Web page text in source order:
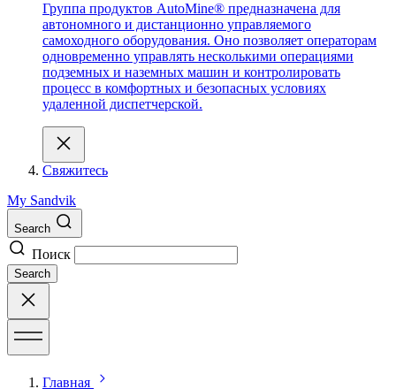
Группа продуктов AutoMine® предназначена для
автономного и дистанционно управляемого
самоходного оборудования. Оно позволяет операторам
одновременно управлять несколькими операциями
подземных и наземных машин и контролировать
процесс в комфортных и безопасных условиях
удаленной диспетчерской.
Свяжитесь
My Sandvik
Search
Поиск
Search
Главная